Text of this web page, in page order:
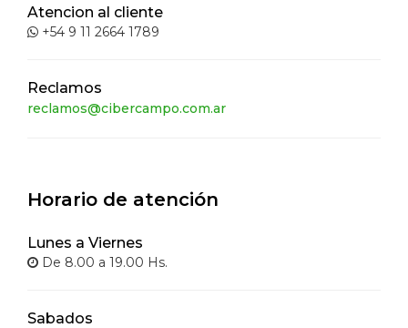
Atencion al cliente
+54 9 11 2664 1789
Reclamos
reclamos@cibercampo.com.ar
Horario de atención
Lunes a Viernes
De 8.00 a 19.00 Hs.
Sabados